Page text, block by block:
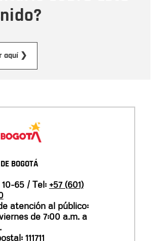
aquí ❯
BOGOTÁ
10-65 / Tel: +57 (601)
atención al público:
de 7:00 a.m. a
111711